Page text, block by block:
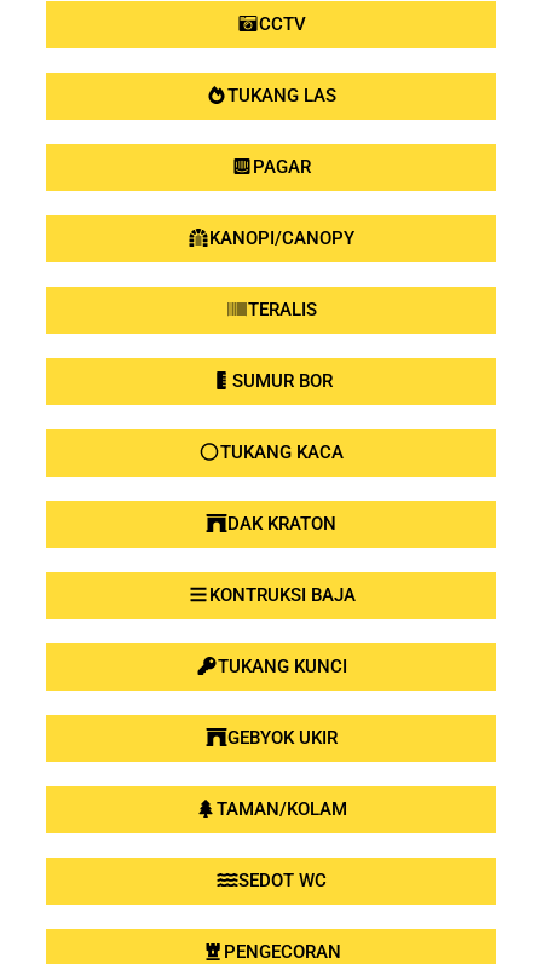
CCTV
TUKANG LAS
PAGAR
KANOPI/CANOPY
TERALIS
SUMUR BOR
TUKANG KACA
DAK KRATON
KONTRUKSI BAJA
TUKANG KUNCI
GEBYOK UKIR
TAMAN/KOLAM
SEDOT WC
PENGECORAN